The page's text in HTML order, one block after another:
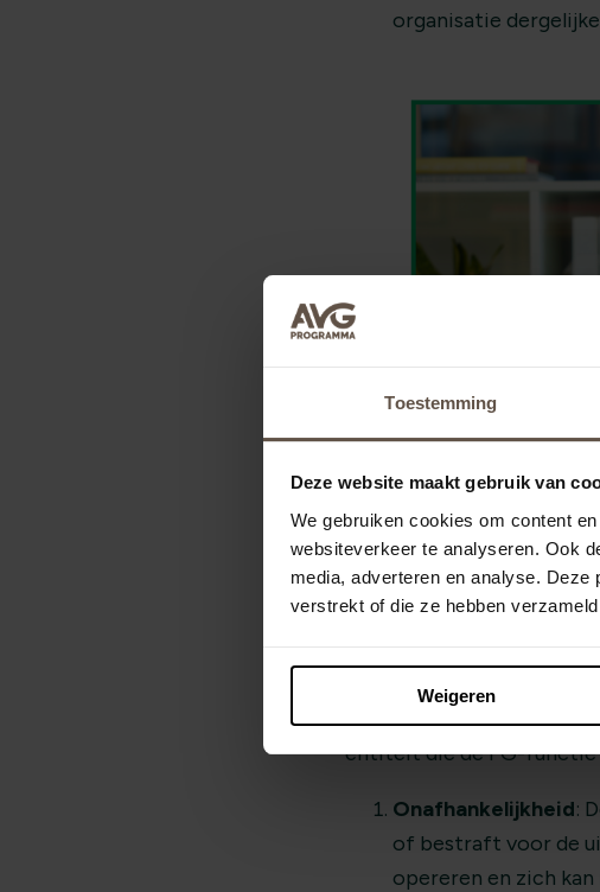
Toestemming
Deze website maakt gebruik van
We gebruiken cookies om content
websiteverkeer te analyseren. Ook
media, adverteren en analyse.
verstrekt of die ze hebben
Weigeren
organisatie
Wie mag
Nu we weten wanneer
kijken wie deze rol mag
entiteit die de FG-functie
Onafhankelijkheid:
of bestraft voor de
opereren en zich